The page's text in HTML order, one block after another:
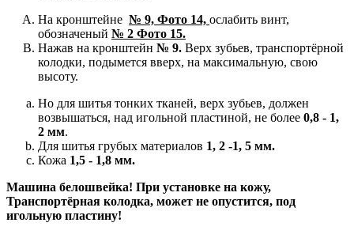
На кронштейне № 9, Фото 14, ослабить винт,
обозначеный № 2 Фото 15.
Нажав на кронштейн № 9. Верх зубьев, транспортёрной
колодки, подымется вверх, на максимальную, свою
высоту.
Но для шитья тонких тканей, верх зубьев, должен
возвышаться, над игольной пластиной, не более 0,8 - 1,
2 мм.
Для шитья грубых материалов 1, 2 -1, 5 мм.
Кожа 1,5 - 1,8 мм.
Машина белошвейка! При установке на кожу,
Транспортёрная колодка, может не опустится, под
игольную пластину!